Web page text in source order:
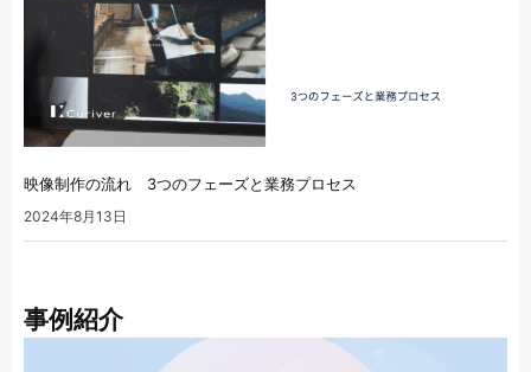
映像制作の流れ 3つのフェーズと業務プロセス
2024年8月13日
事例紹介